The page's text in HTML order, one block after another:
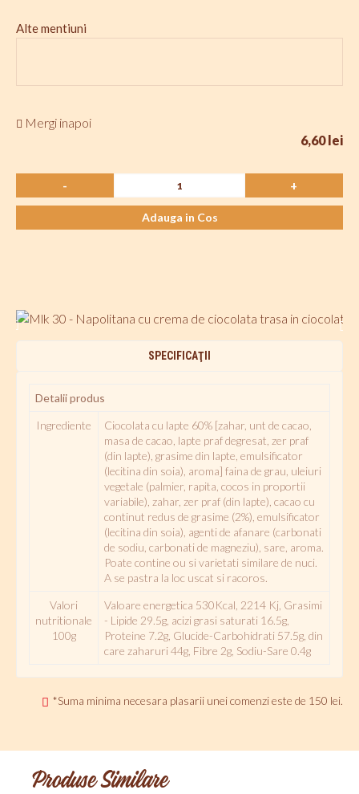
SPECIFICAŢII
Detalii produs
Ingrediente
Ciocolata cu lapte 60% [zahar, unt de cacao,
masa de cacao, lapte praf degresat, zer praf
(din lapte), grasime din lapte, emulsificator
(lecitina din soia), aroma] faina de grau, uleiuri
vegetale (palmier, rapita, cocos in proportii
variabile), zahar, zer praf (din lapte), cacao cu
continut redus de grasime (2%), emulsificator
(lecitina din soia), agenti de afanare (carbonati
de sodiu, carbonati de magneziu), sare, aroma.
Poate contine ou si varietati similare de nuci.
A se pastra la loc uscat si racoros.
Valori
nutritionale
100g
Valoare energetica 530Kcal, 2214 Kj, Grasimi
- Lipide 29.5g, acizi grasi saturati 16.5g,
Proteine 7.2g, Glucide-Carbohidrati 57.5g, din
care zaharuri 44g, Fibre 2g, Sodiu-Sare 0.4g
Alte mentiuni
Mergi inapoi
6,60 lei
- +
Adauga in Cos
*Suma minima necesara plasarii unei comenzi este de 150 lei.
Produse Similare